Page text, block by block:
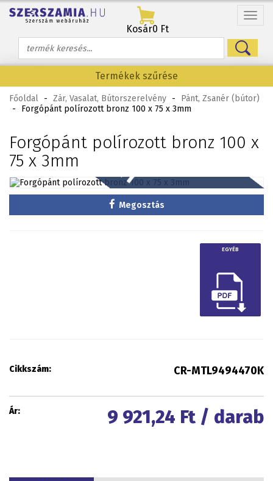
Menü
Kosár0 Ft
Termékek szűrése
Főoldal - Zár, Vasalat, Bútorszerelvény -
Pánt, Zsanér (bútor)
-
Forgópánt polírozott bronz 100 x 75 x 3mm
Forgópánt polírozott bronz 100 x
75 x 3mm
Megosztás
EGYÉB
Cikkszám: CR-MTL9494470K
Ár: 9 921,24 Ft / darab